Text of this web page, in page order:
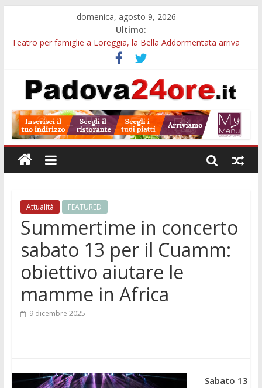
domenica, agosto 9, 2026
Ultimo:
Teatro per famiglie a Loreggia, la Bella Addormentata arriva
Galleria Cavour, cento opere di Diana Migliorato tra colore,
poesia e musica a Padova
Cinema Arena Romana, stasera la commedia di Antonio
Campo San Martino, il Museo della civiltà contadina apre gratis
durante la sagra
Notizie di Padova alle ore 10: Notte del Volo sold out, Tribano
e festa oggi a Teolo
Attualità FEATURED
Summertime in concerto
sabato 13 per il Cuamm:
obiettivo aiutare le
mamme in Africa
9 dicembre 2025
Sabato 13